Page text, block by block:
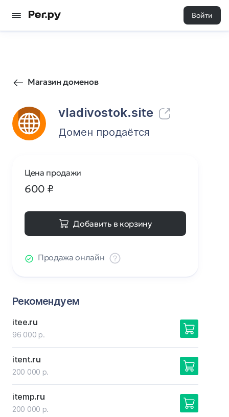
Войти
Магазин доменов
vladivostok.site
1 0
Домен продаётся
Цена продажи
600 ₽
Добавить в корзину
Продажа онлайн
Рекомендуем
itee.ru
96 000 р.
itent.ru
200 000 р.
itemp.ru
200 000 р.